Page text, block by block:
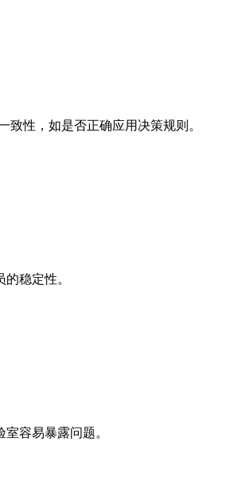
性，如是否正确应用决策规则。
稳定性。
容易暴露问题。